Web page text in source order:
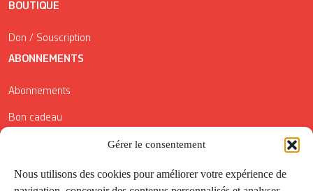
Gérer le consentement
Nous utilisons des cookies pour améliorer votre expérience de
BOUTIQUE
Don / Souscription
ABONNEMENTS
Abonnements
Bon cadeau
Conditions générales de vente
Réductions de la Carte Côté Courrier